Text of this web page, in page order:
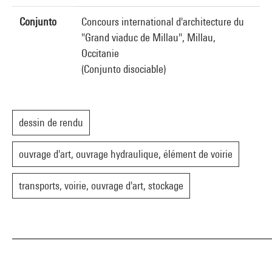
Conjunto
Concours international d'architecture du
"Grand viaduc de Millau", Millau,
Occitanie
(Conjunto disociable)
dessin de rendu
ouvrage d'art, ouvrage hydraulique, élément de voirie
transports, voirie, ouvrage d'art, stockage